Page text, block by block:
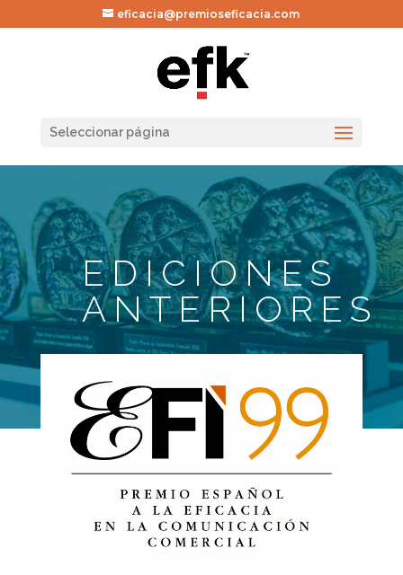
eficacia@premioseficacia.com
Seleccionar página
EDICIONES
ANTERIORES